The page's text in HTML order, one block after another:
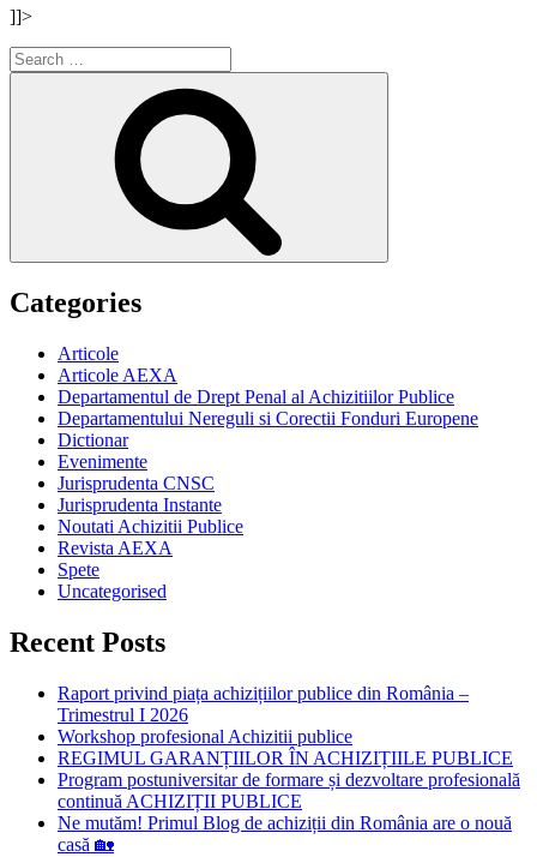
]]>
Search
for:
Categories
Articole
Articole AEXA
Departamentul de Drept Penal al Achizitiilor Publice
Departamentului Nereguli si Corectii Fonduri Europene
Dictionar
Evenimente
Jurisprudenta CNSC
Jurisprudenta Instante
Noutati Achizitii Publice
Revista AEXA
Spete
Uncategorised
Recent Posts
Raport privind piața achizițiilor publice din România –
Trimestrul I 2026
Workshop profesional Achizitii publice
REGIMUL GARANȚIILOR ÎN ACHIZIȚIILE PUBLICE
Program postuniversitar de formare și dezvoltare profesională
continuă ACHIZIȚII PUBLICE
Ne mutăm! Primul Blog de achiziții din România are o nouă
casă 🏡